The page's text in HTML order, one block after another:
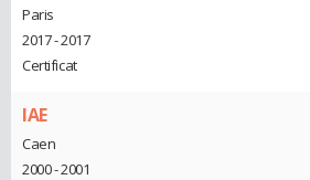
Paris
2017 - 2017
Certificat
IAE
Caen
2000 - 2001